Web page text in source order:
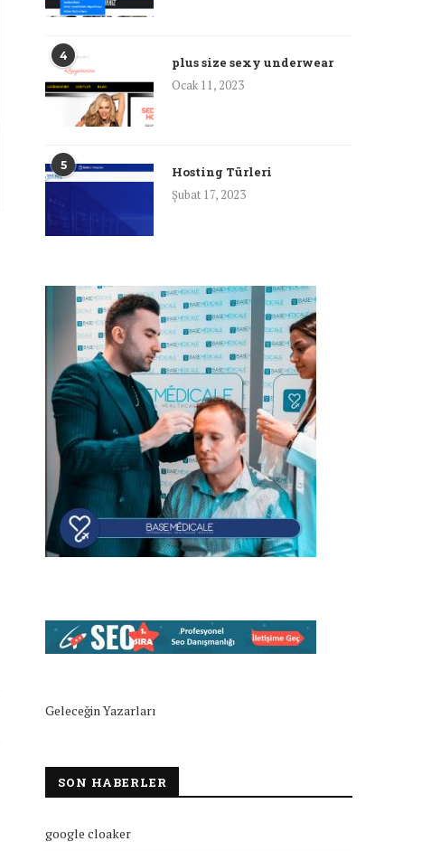
4
plus size sexy underwear
Ocak 11, 2023
5
Hosting Türleri
Şubat 17, 2023
Geleceğin Yazarları
SON HABERLER
google cloaker